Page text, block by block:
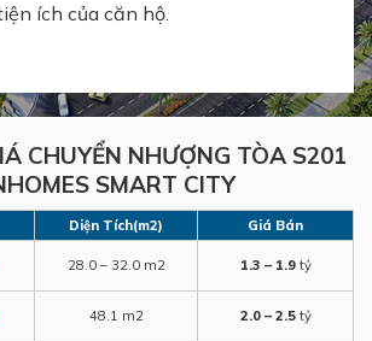
ích của căn hộ.
CHUYỂN NHƯỢNG TÒA S201
SMART CITY
Diện Tích(m2) Giá Bán
28.0 – 32.0 m2 1.3 – 1.9tỷ
48.1 m2 2.0 – 2.5tỷ